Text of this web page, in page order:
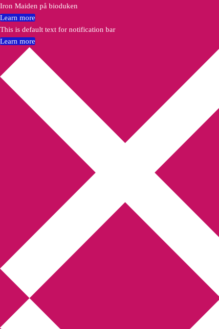
Annikas litteratur-
Iron Maiden på bioduken
Learn more
This is default text for notification bar
Learn more